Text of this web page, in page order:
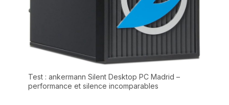
7X24 heures et support
technique à vie. Vous
n'avez pas à vous
de qualité, mini pc
HYSTOU vous servira
tout cœur.
Test : ankermann Silent Desktop PC Madrid –
performance et silence incomparables